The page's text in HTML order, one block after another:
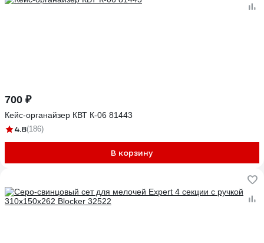
700 ₽
Кейс-органайзер КВТ К-06 81443
4.8(186)
В корзину